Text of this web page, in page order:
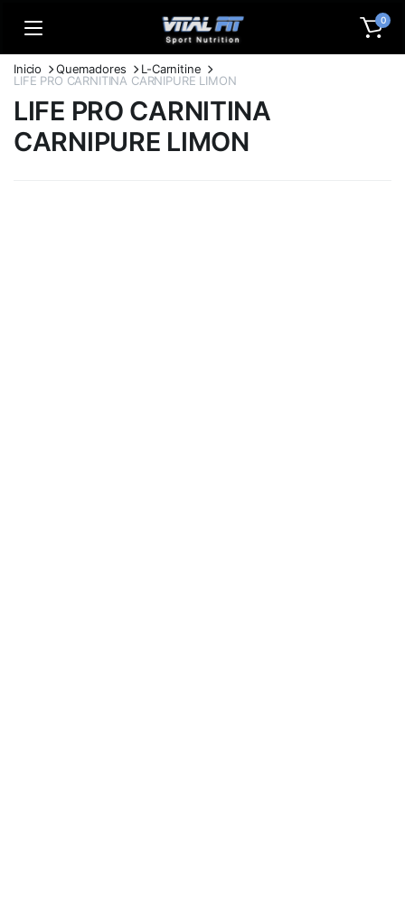
0
Inicio Quemadores
L-Carnitine
LIFE PRO CARNITINA CARNIPURE LIMON
LIFE PRO CARNITINA
CARNIPURE LIMON